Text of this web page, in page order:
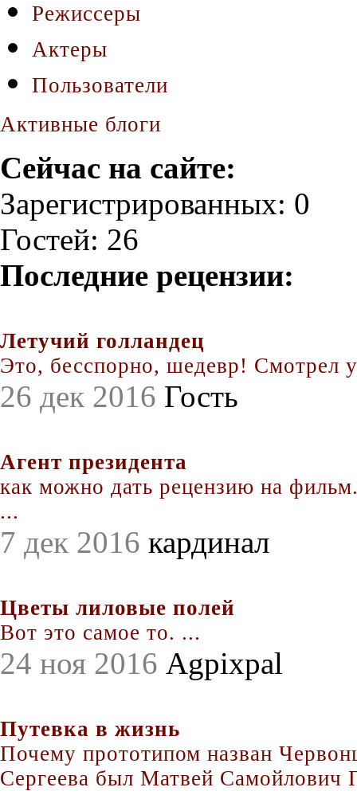
Режиссеры
Актеры
Пользователи
Активные блоги
Сейчас на сайте:
Зарегистрированных: 0
Гостей: 26
Последние рецензии:
Летучий голландец
Это, бесспорно, шедевр! Смотрел
26 дек 2016 Гость
Агент президента
как можно дать рецензию на
...
7 дек 2016 кардинал
Цветы лиловые полей
Вот это самое то. ...
24 ноя 2016 Agpixpal
Путевка в жизнь
Почему прототипом назван
Сергеева был Матвей Самойлович